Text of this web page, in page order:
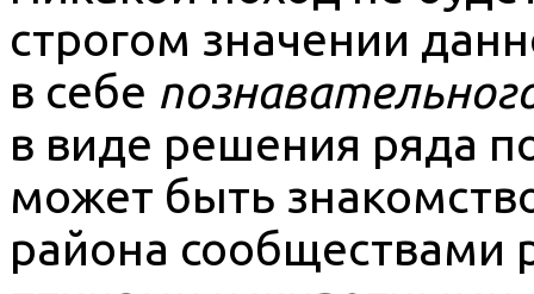
строгом значении
в себе
в виде решения ряда
может быть
района сообществами